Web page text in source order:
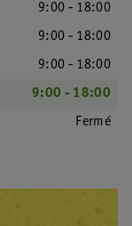
9:00 - 18:00
9:00 - 18:00
9:00 - 18:00
9:00 - 18:00
Fermé